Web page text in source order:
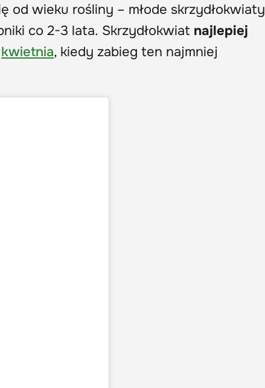
od wieku rośliny – młode skrzydłokwiaty
co 2-3 lata. Skrzydłokwiat najlepiej
kwietnia, kiedy zabieg ten najmniej